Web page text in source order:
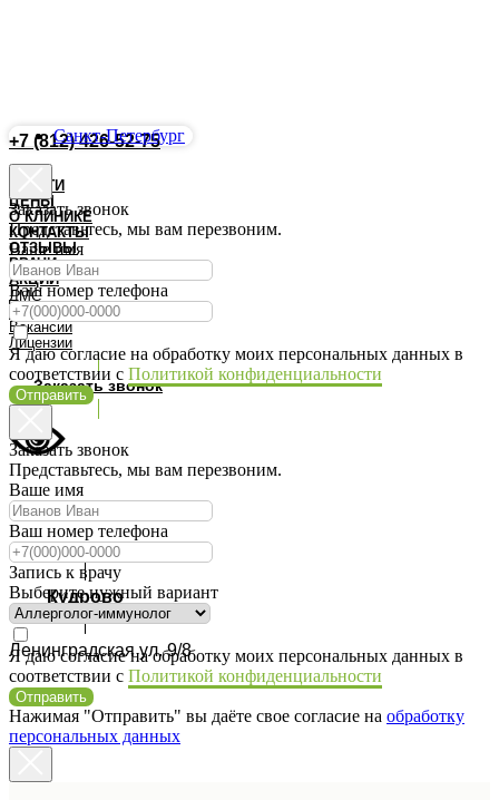
+7 (812) 426-52-75
Запись Онлайн
УСЛУГИ
ЦЕНЫ
О КЛИНИКЕ
КОНТАКТЫ
ОТЗЫВЫ
ВРАЧИ
АКЦИИ
ДМС
Документы
Вакансии
Лицензии
Заказать звонок
Кудрово
Ленинградская ул. 9/8
Санкт-Петербург
Заказать звонок
Представьтесь, мы вам перезвоним.
Ваше имя
Ваш номер телефона
Я даю согласие на обработку моих персональных данных в
соответствии с Политикой конфиденциальности
Отправить
Заказать звонок
Представьтесь, мы вам перезвоним.
Ваше имя
Ваш номер телефона
Запись к врачу
Выберите нужный вариант
Я даю согласие на обработку моих персональных данных в
соответствии с Политикой конфиденциальности
Отправить
Нажимая "Отправить" вы даёте свое согласие на обработку
персональных данных